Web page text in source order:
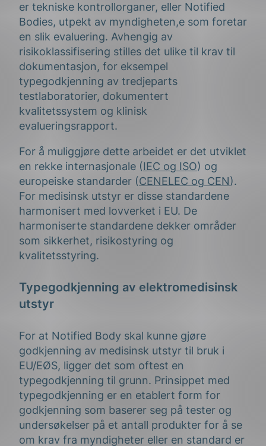
er tekniske kontrollorganer, eller Notified
Bodies, utpekt av myndigheten,e som foretar
en slik evaluering. Avhengig av
risikoklassifisering stilles det ulike til krav til
dokumentasjon, for eksempel
typegodkjenning av tredjeparts
testlaboratorier, dokumentert
kvalitetssystem og klinisk
evalueringsrapport.
For å muliggjøre dette arbeidet er det utviklet
en rekke internasjonale (IEC og ISO) og
europeiske standarder (CENELEC og CEN).
For medisinsk utstyr er disse standardene
harmonisert med lovverket i EU. De
harmoniserte standardene dekker områder
som sikkerhet, risikostyring og
kvalitetsstyring.
Typegodkjenning av elektromedisinsk
utstyr
For at Notified Body skal kunne gjøre
godkjenning av medisinsk utstyr til bruk i
EU/EØS, ligger det som oftest en
typegodkjenning til grunn. Prinsippet med
typegodkjenning er en etablert form for
godkjenning som baserer seg på tester og
undersøkelser på et antall produkter for å se
om krav fra myndigheter eller en standard er